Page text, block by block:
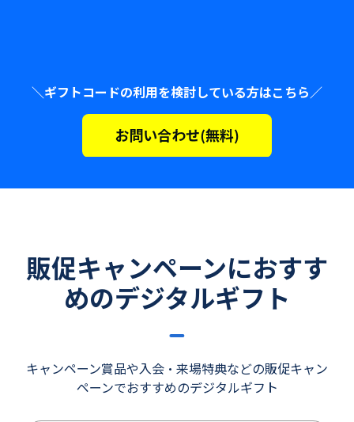
＼ギフトコードの利用を検討している方はこちら／
販促キャンペーンにおすす
めのデジタルギフト
キャンペーン賞品や入会・来場特典などの販促キャン
ペーンでおすすめのデジタルギフト